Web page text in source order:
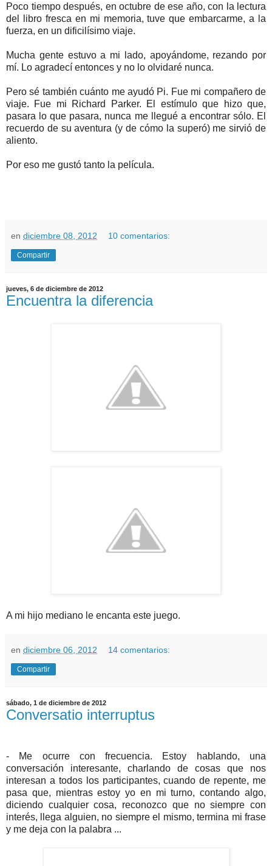
Poco tiempo después, en octubre de ese año, con la lectura
del libro fresca en mi memoria, tuve que embarcarme, a la
fuerza, en un dificilísimo viaje.
Mucha gente estuvo a mi lado, apoyándome, rezando por
mí. Lo agradecí entonces y no lo olvidaré nunca.
Pero sé también cuánto me ayudó Pi. Fue mi compañero de
viaje. Fue mi Richard Parker. El estímulo que hizo que,
pasara lo que pasara, nunca me llegué a encontrar sólo. El
recuerdo de su aventura (y de cómo la superó) me sirvió de
aliento.
Por eso me gustó tanto la película.
en diciembre 08, 2012 10 comentarios:
Compartir
jueves, 6 de diciembre de 2012
Encuentra la diferencia
A mi hijo mediano le encanta este juego.
en diciembre 06, 2012 14 comentarios:
Compartir
sábado, 1 de diciembre de 2012
Conversatio interruptus
- Me ocurre con frecuencia. Estoy hablando, una
conversación interesante, charlando de cosas que nos
interesan a todos los participantes, cuando de repente, me
pasa que, mientras estoy yo en mi turno, contando algo,
diciendo cualquier cosa, reconozco que no siempre con
interés, llega alguien, no siempre el mismo, termina mi frase
y me deja con la palabra ...